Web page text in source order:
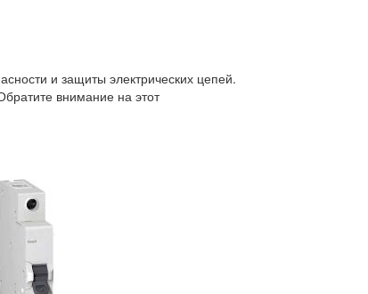
и защиты электрических цепей.
внимание на этот